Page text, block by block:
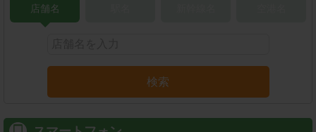
店舗名
検索